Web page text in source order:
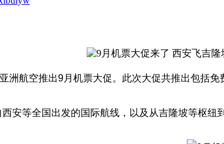
洲航空推出9月机票大促。此次大促共推出包括
安等全国出发的国际航线，以及从吉隆坡等枢